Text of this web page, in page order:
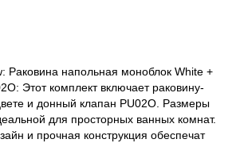
Раковина напольная моноблок White +
Этот комплект включает раковину-
и донный клапан PU02O. Размеры
для просторных ванных комнат.
и прочная конструкция обеспечат